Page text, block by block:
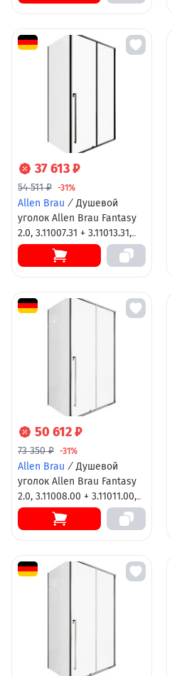
37 613 ₽
54 511 ₽ -31%
Allen Brau / Душевой
уголок Allen Brau Fantasy
2.0, 3.11007.31 + 3.11013.31,
130 х 90 см, стекло
прозрачное, профиль
50 612 ₽
73 350 ₽ -31%
Allen Brau / Душевой
уголок Allen Brau Fantasy
2.0, 3.11008.00 + 3.11011.00,
140 х 80 см, стекло
прозрачное, профиль хром